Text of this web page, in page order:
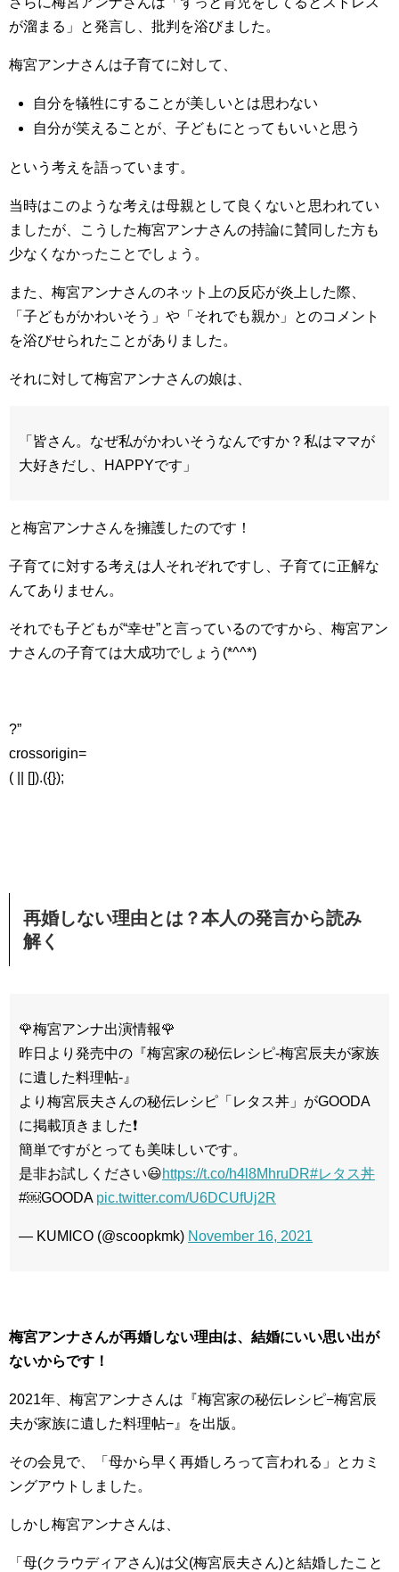
が溜まる」と発言し、批判を浴びました。
梅宮アンナさんは子育てに対して、
自分を犠牲にすることが美しいとは思わない
自分が笑えることが、子どもにとってもいいと思う
という考えを語っています。
当時はこのような考えは母親として良くないと思われてい
ましたが、こうした梅宮アンナさんの持論に賛同した方も
少なくなかったことでしょう。
また、梅宮アンナさんのネット上の反応が炎上した際、
「子どもがかわいそう」や「それでも親か」とのコメント
を浴びせられたことがありました。
それに対して梅宮アンナさんの娘は、
「皆さん。なぜ私がかわいそうなんですか？私はママが
大好きだし、HAPPYです」
と梅宮アンナさんを擁護したのです！
子育てに対する考えは人それぞれですし、子育てに正解な
んてありません。
それでも子どもが“幸せ”と言っているのですから、梅宮アン
ナさんの子育ては大成功でしょう(*^^*)
?”
crossorigin=
( || []).({});
再婚しない理由とは？本人の発言から読み
解く
🌹梅宮アンナ出演情報🌹
昨日より発売中の『梅宮家の秘伝レシピ-梅宮⾠夫が家族
に遺した料理帖-』
より梅宮辰夫さんの秘伝レシピ「レタス丼」がGOODA
に掲載頂きました❗️
簡単ですがとっても美味しいです。
是非お試しください😃https://t.co/h4l8MhruDR#レタス丼
#￼GOODA pic.twitter.com/U6DCUfUj2R
— KUMICO (@scoopkmk) November 16, 2021
梅宮アンナさんが再婚しない理由は、結婚にいい思い出が
ないからです！
2021年、梅宮アンナさんは『梅宮家の秘伝レシピ−梅宮辰
夫が家族に遺した料理帖−』を出版。
その会見で、「母から早く再婚しろって言われる」とカミ
ングアウトしました。
しかし梅宮アンナさんは、
「母(クラウディアさん)は父(梅宮辰夫さん)と結婚したこと